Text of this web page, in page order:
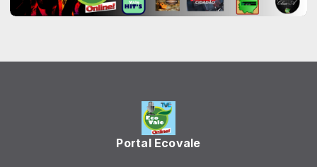
Portal Ecovale